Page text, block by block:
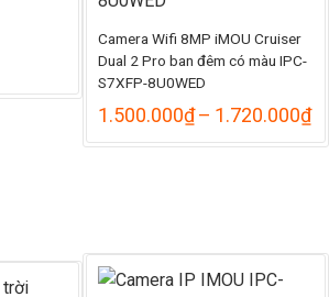
Camera Wifi 8MP iMOU Cruiser
Dual 2 Pro ban đêm có màu IPC-
S7XFP-8U0WED
1.500.000₫– 1.720.000₫
từ